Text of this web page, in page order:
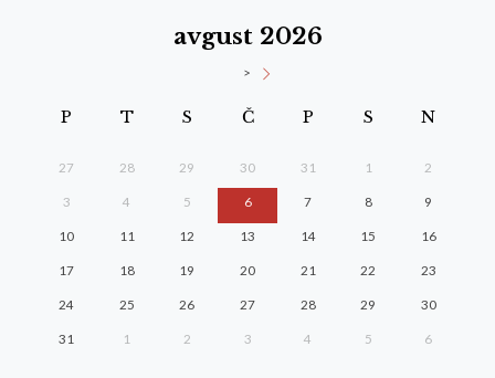
avgust 2026
>
P T S Č P S N
27 28 29 30 31 1 2
3 4 5 6 7 8 9
10 11 12 13 14 15 16
17 18 19 20 21 22 23
24 25 26 27 28 29 30
31 1 2 3 4 5 6